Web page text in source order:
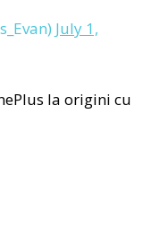
July 1,
la origini cu